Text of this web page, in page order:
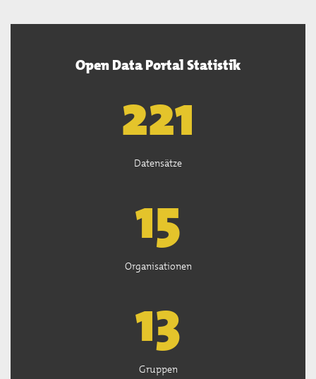
Open Data Portal Statistik
222
Datensätze
15
Organisationen
13
Gruppen